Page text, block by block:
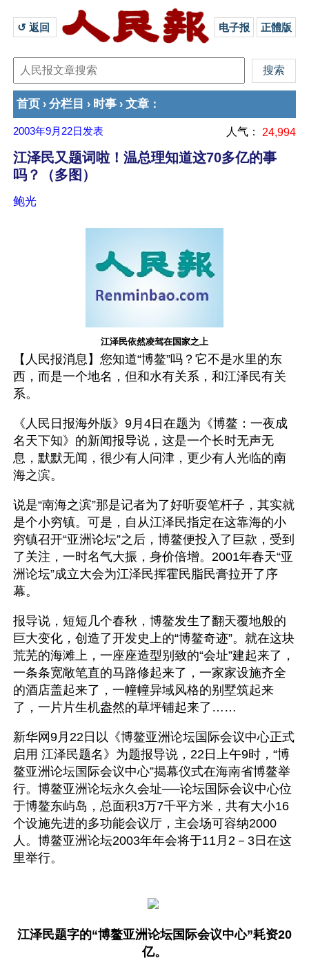
↺ 返回 电子报 正體版
首页 › 分栏目 › 时事 › 文章 ：
2003年9月22日 发表 人气： 24,994
江泽民又题词啦！温总理知道这70多亿的事
吗？（多图）
鲍光
江泽民依然凌驾在国家之上
【人民报消息】您知道“博鳌”吗？它不是水里的东
西，而是一个地名，但和水有关系，和江泽民有关
系。
《人民日报海外版》9月4日在题为《博鳌：一夜成
名天下知》的新闻报导说，这是一个长时无声无
息，默默无闻，很少有人问津，更少有人光临的南
海之滨。
说是“南海之滨”那是记者为了好听耍笔杆子，其实就
是个小穷镇。可是，自从江泽民指定在这靠海的小
穷镇召开“亚洲论坛”之后，博鳌便投入了巨款，受到
了关注，一时名气大振，身价倍增。2001年春天“亚
洲论坛”成立大会为江泽民挥霍民脂民膏拉开了序
幕。
报导说，短短几个春秋，博鳌发生了翻天覆地般的
巨大变化，创造了开发史上的“博鳌奇迹”。就在这块
荒芜的海滩上，一座座造型别致的“会址”建起来了，
一条条宽敞笔直的马路修起来了，一家家设施齐全
的酒店盖起来了，一幢幢异域风格的别墅筑起来
了，一片片生机盎然的草坪铺起来了……
新华网9月22日以《博鳌亚洲论坛国际会议中心正式
启用 江泽民题名》为题报导说，22日上午9时，“博
鳌亚洲论坛国际会议中心”揭幕仪式在海南省博鳌举
行。博鳌亚洲论坛永久会址──论坛国际会议中心位
于博鳌东屿岛，总面积3万7千平方米，共有大小16
个设施先进的多功能会议厅，主会场可容纳2000
人。博鳌亚洲论坛2003年年会将于11月2－3日在这
里举行。
江泽民题字的“博鳌亚洲论坛国际会议中心”耗资20
亿。